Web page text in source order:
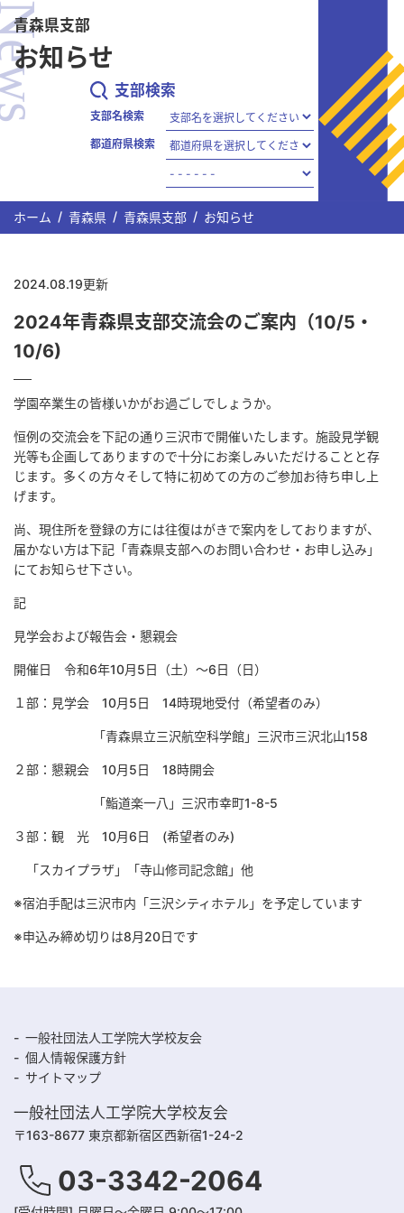
メインコンテンツまでスキップする
青森県支部
お知らせ
支部検索
支部名検索
都道府県検索
ホーム 青森県 青森県支部 お知らせ
2024.08.19更新
2024年青森県支部交流会のご案内（10/5・
10/6)
学園卒業生の皆様いかがお過ごしでしょうか。
恒例の交流会を下記の通り三沢市で開催いたします。施設見学観
光等も企画してありますので十分にお楽しみいただけることと存
じます。多くの方々そして特に初めての方のご参加お待ち申し上
げます。
尚、現住所を登録の方には往復はがきで案内をしておりますが、
届かない方は下記「青森県支部へのお問い合わせ・お申し込み」
にてお知らせ下さい。
記
見学会および報告会・懇親会
開催日 令和6年10月5日（土）～6日（日）
１部：見学会 10月5日 14時現地受付（希望者のみ）
「青森県立三沢航空科学館」三沢市三沢北山158
２部：懇親会 10月5日 18時開会
「鮨道楽一八」三沢市幸町1-8-5
３部：観 光 10月6日 (希望者のみ)
「スカイプラザ」「寺山修司記念館」他
※宿泊手配は三沢市内「三沢シティホテル」を予定しています
※申込み締め切りは8月20日です
一般社団法人工学院大学校友会
個人情報保護方針
サイトマップ
一般社団法人工学院大学校友会
〒163-8677 東京都新宿区西新宿1-24-2
03-3342-2064